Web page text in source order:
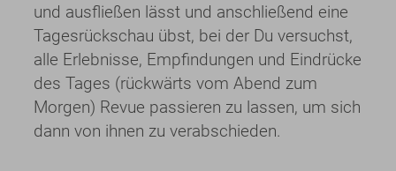
und ausfließen lässt und anschließend eine
Tagesrückschau übst, bei der Du versuchst,
alle Erlebnisse, Empfindungen und Eindrücke
des Tages (rückwärts vom Abend zum
Morgen) Revue passieren zu lassen, um sich
dann von ihnen zu verabschieden.